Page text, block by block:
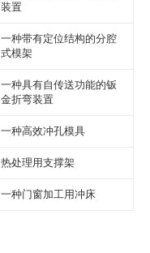
装置
一种带有定位结构的分腔
式模架
一种具有自传送功能的钣
金折弯装置
一种高效冲孔模具
热处理用支撑架
一种门窗加工用冲床